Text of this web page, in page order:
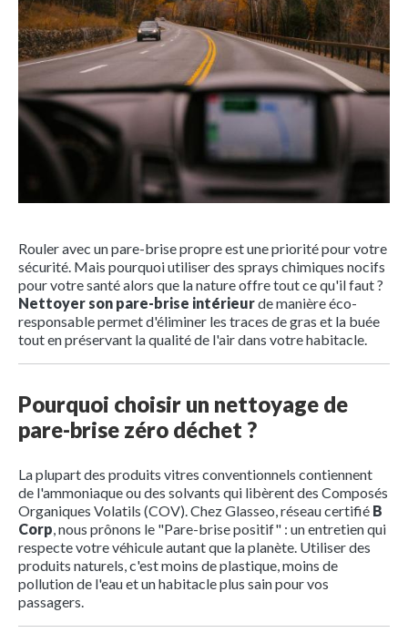
Rouler avec un pare-brise propre est une priorité pour votre
sécurité. Mais pourquoi utiliser des sprays chimiques nocifs
pour votre santé alors que la nature offre tout ce qu'il faut ?
Nettoyer son pare-brise intérieurde manière éco-
responsable permet d'éliminer les traces de gras et la buée
tout en préservant la qualité de l'air dans votre habitacle.
Pourquoi choisir un nettoyage de
pare-brise zéro déchet ?
La plupart des produits vitres conventionnels contiennent
de l'ammoniaque ou des solvants qui libèrent des Composés
Organiques Volatils (COV). Chez Glasseo, réseau certifié B
Corp , nous prônons le "Pare-brise positif" : un entretien qui
respecte votre véhicule autant que la planète. Utiliser des
produits naturels, c'est moins de plastique, moins de
pollution de l'eau et un habitacle plus sain pour vos
passagers.